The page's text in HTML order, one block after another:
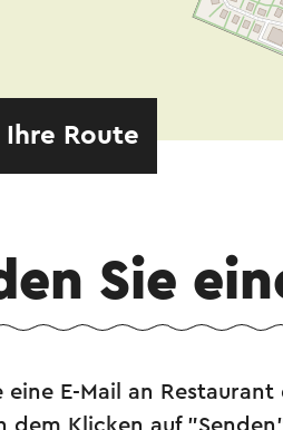
Ihre Route
Sie
eine E-Mail an
dem Klicken auf